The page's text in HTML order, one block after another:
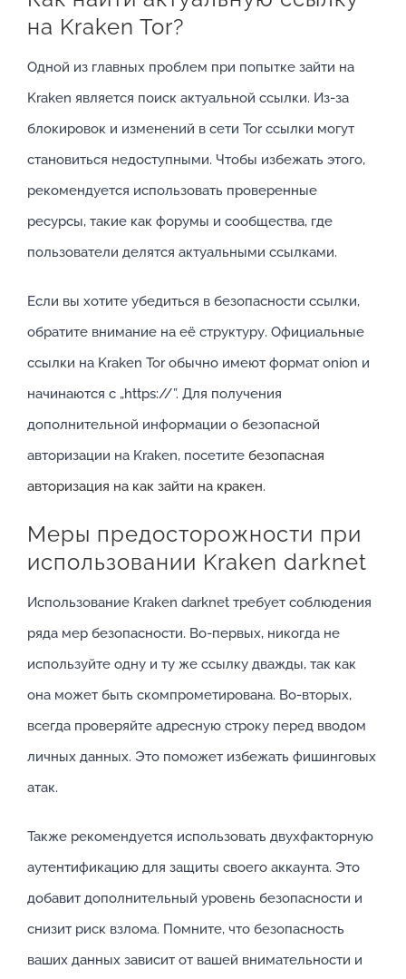
на Kraken Tor?
Одной из главных проблем при попытке зайти на
Kraken является поиск актуальной ссылки. Из-за
блокировок и изменений в сети Tor ссылки могут
становиться недоступными. Чтобы избежать этого,
рекомендуется использовать проверенные
ресурсы, такие как форумы и сообщества, где
пользователи делятся актуальными ссылками.
Если вы хотите убедиться в безопасности ссылки,
обратите внимание на её структуру. Официальные
ссылки на Kraken Tor обычно имеют формат onion и
начинаются с „https://”. Для получения
дополнительной информации о безопасной
авторизации на Kraken, посетите безопасная
авторизация на как зайти на кракен.
Меры предосторожности при
использовании Kraken darknet
Использование Kraken darknet требует соблюдения
ряда мер безопасности. Во-первых, никогда не
используйте одну и ту же ссылку дважды, так как
она может быть скомпрометирована. Во-вторых,
всегда проверяйте адресную строку перед вводом
личных данных. Это поможет избежать фишинговых
атак.
Также рекомендуется использовать двухфакторную
аутентификацию для защиты своего аккаунта. Это
добавит дополнительный уровень безопасности и
снизит риск взлома. Помните, что безопасность
ваших данных зависит от вашей внимательности и